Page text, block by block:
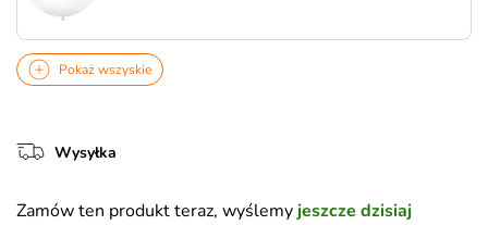
Pokaż wszyskie
Wysyłka
Zamów ten produkt teraz, wyślemy jeszcze dzisiaj